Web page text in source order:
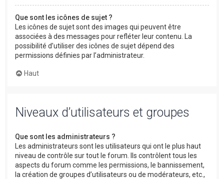
Que sont les icônes de sujet ?
Les icônes de sujet sont des images qui peuvent être
associées à des messages pour refléter leur contenu. La
possibilité d’utiliser des icônes de sujet dépend des
permissions définies par l’administrateur.
Haut
Niveaux d’utilisateurs et groupes
Que sont les administrateurs ?
Les administrateurs sont les utilisateurs qui ont le plus haut
niveau de contrôle sur tout le forum. Ils contrôlent tous les
aspects du forum comme les permissions, le bannissement,
la création de groupes d’utilisateurs ou de modérateurs, etc.,